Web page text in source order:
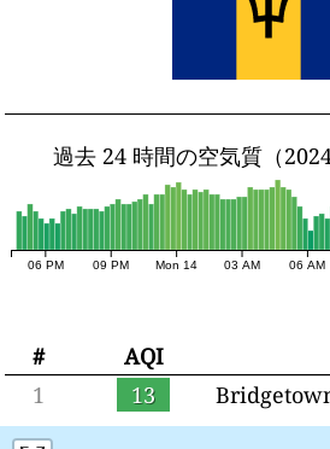
過去 24 時間の空気質（
06 PM 09 PM Mon 14 03 AM 06 AM
# AQI
1
13